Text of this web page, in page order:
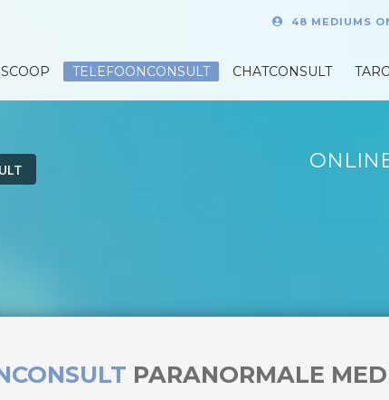
48 MEDIUMS
TELEFOONCONSULT CHATCONSULT
PARANORMALE